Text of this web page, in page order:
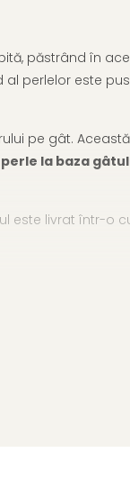
păstrând în
al perlelor este
pe gât.
la baza
livrat într-o